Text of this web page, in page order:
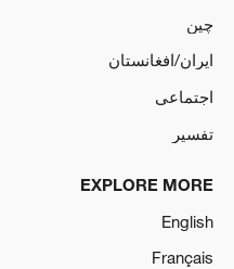
چین
ایران/افغانستان
اجتماعی
تفسیر
EXPLORE MORE
English
Français